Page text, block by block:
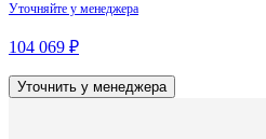
Уточняйте у менеджера
104 069 ₽
Уточнить у менеджера